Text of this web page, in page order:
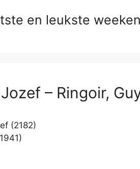
en leukste
– Ringoir,
(2182)